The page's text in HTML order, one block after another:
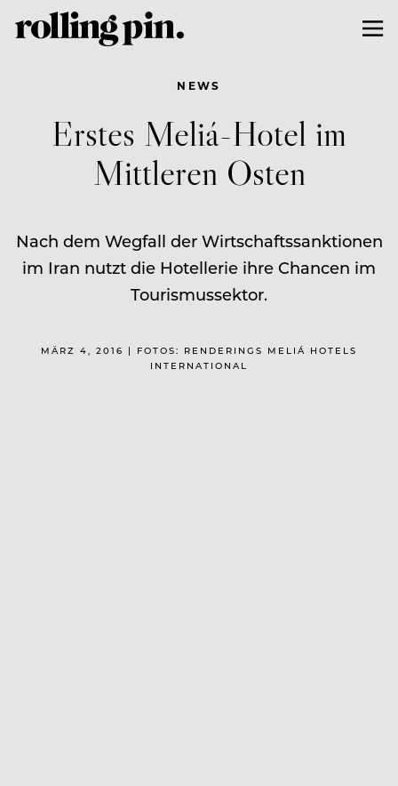
NEWS
Erstes Meliá-Hotel im
Mittleren Osten
Nach dem Wegfall der Wirtschaftssanktionen
im Iran nutzt die Hotellerie ihre Chancen im
Tourismussektor.
MÄRZ 4, 2016 | FOTOS: RENDERINGS MELIÁ HOTELS
INTERNATIONAL